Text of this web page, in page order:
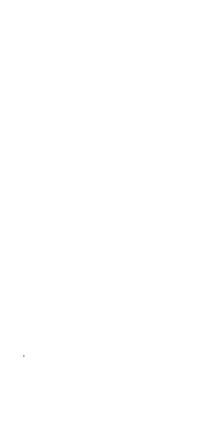
Valiza de transport